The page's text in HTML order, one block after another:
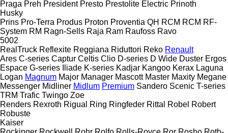
Praga Preh President Presto Prestolite Electric Prinoth
Husky
Prins Pro-Terra Produs Proton Proventia QH RCM RCM RF-
System RM Ragn-Sells Raja Ram Raufoss Ravo
5002
RealTruck Reflexite Reggiana Riduttori Reko Renault
Ares C-series Captur Celtis Clio D-series D Wide Duster Ergos
Espace G-series Iliade K-series Kadjar Kangoo Kerax Laguna
Logan Magnum Major Manager Mascott Master Maxity Megane
Messenger Midliner Midlum Premium Sandero Scenic T-series
TRM Trafic Twingo Zoe
Renders Rexroth Rigual Ring Ringfeder Rittal Robel Robert
Robuste
Kaiser